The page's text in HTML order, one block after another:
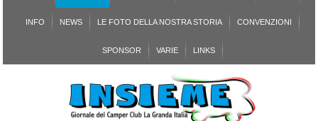
INFO NEWS LE FOTO DELLA NOSTRA STORIA CONVENZIONI
SPONSOR VARIE LINKS